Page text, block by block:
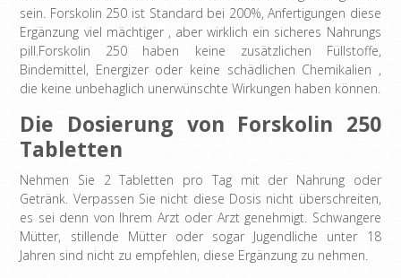
sein. Forskolin 250 ist Standard bei 200%, Anfertigungen diese
Ergänzung viel mächtiger , aber wirklich ein sicheres Nahrungs
pill.Forskolin 250 haben keine zusätzlichen Füllstoffe,
Bindemittel, Energizer oder keine schädlichen Chemikalien ,
die keine unbehaglich unerwünschte Wirkungen haben können.
Die Dosierung von Forskolin 250
Tabletten
Nehmen Sie 2 Tabletten pro Tag mit der Nahrung oder
Getränk. Verpassen Sie nicht diese Dosis nicht überschreiten,
es sei denn von Ihrem Arzt oder Arzt genehmigt. Schwangere
Mütter, stillende Mütter oder sogar Jugendliche unter 18
Jahren sind nicht zu empfehlen, diese Ergänzung zu nehmen.